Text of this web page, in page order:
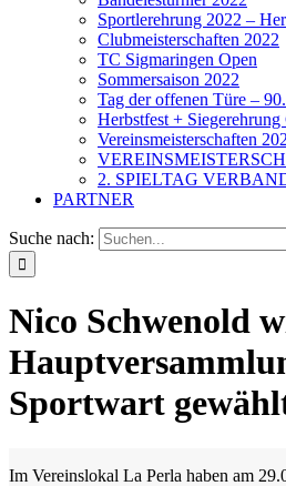
Sportlerehrung 2022 –
Clubmeisterschaften 2022
TC Sigmaringen Open
Sommersaison 2022
Tag der offenen Türe –
Herbstfest + Siegerehrung
Vereinsmeisterschaften
2. SPIELTAG
PARTNER
Suche nach:
Nico Schwenold
Sportwart
Im Vereinslokal La Perla haben am